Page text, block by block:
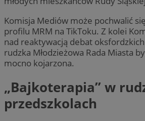
Komisja Mediów może pochwalić
profilu MRM na TikToku. Z kolei
nad reaktywacją debat
rudzka Młodzieżowa Rada Miasta
mocno kojarzona.
„Bajkoterapia” w
przedszkolach
QeSessID
MvSessID
msToken